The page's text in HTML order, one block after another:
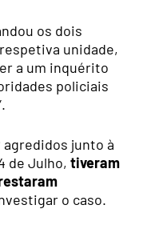
os dois
unidade,
a um inquérito
policiais
agredidos junto à
de Julho,tiveram
o caso.